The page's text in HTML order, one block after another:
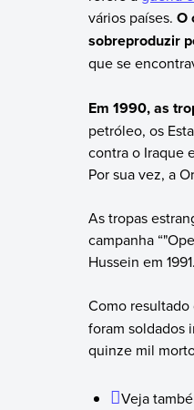
vários países. O
sobreproduzir
que se
Em 1990, as
petróleo, os
contra o Iraque
Por sua vez, a
As tropas
campanha
Hussein em 1991.
Como resultado
foram soldados
quinze mil
Veja